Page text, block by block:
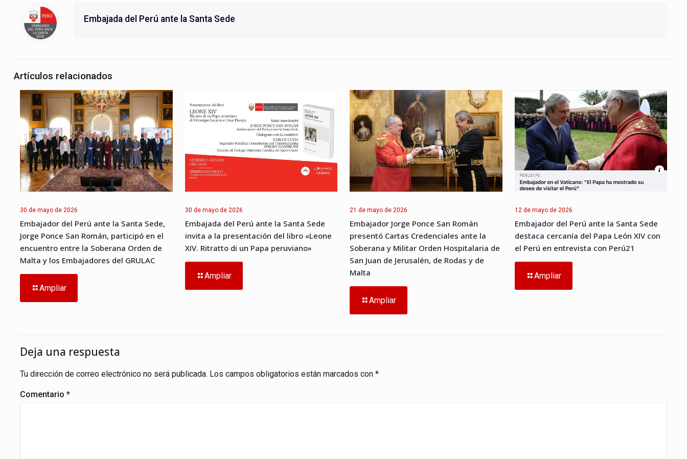
Embajada del Perú ante la Santa Sede
Artículos relacionados
30 de mayo de 2026
Embajador del Perú ante la Santa Sede,
Jorge Ponce San Román, participó en el
encuentro entre la Soberana Orden de
Malta y los Embajadores del GRULAC
Ampliar
30 de mayo de 2026
Embajada del Perú ante la Santa Sede
invita a la presentación del libro «Leone
XIV. Ritratto di un Papa peruviano»
Ampliar
21 de mayo de 2026
Embajador Jorge Ponce San Román
presentó Cartas Credenciales ante la
Soberana y Militar Orden Hospitalaria de
San Juan de Jerusalén, de Rodas y de
Malta
Ampliar
12 de mayo de 2026
Embajador del Perú ante la Santa Sede
destaca cercanía del Papa León XIV con
el Perú en entrevista con Perú21
Ampliar
Deja una respuesta
Tu dirección de correo electrónico no será publicada. Los campos obligatorios están marcados con *
Comentario *